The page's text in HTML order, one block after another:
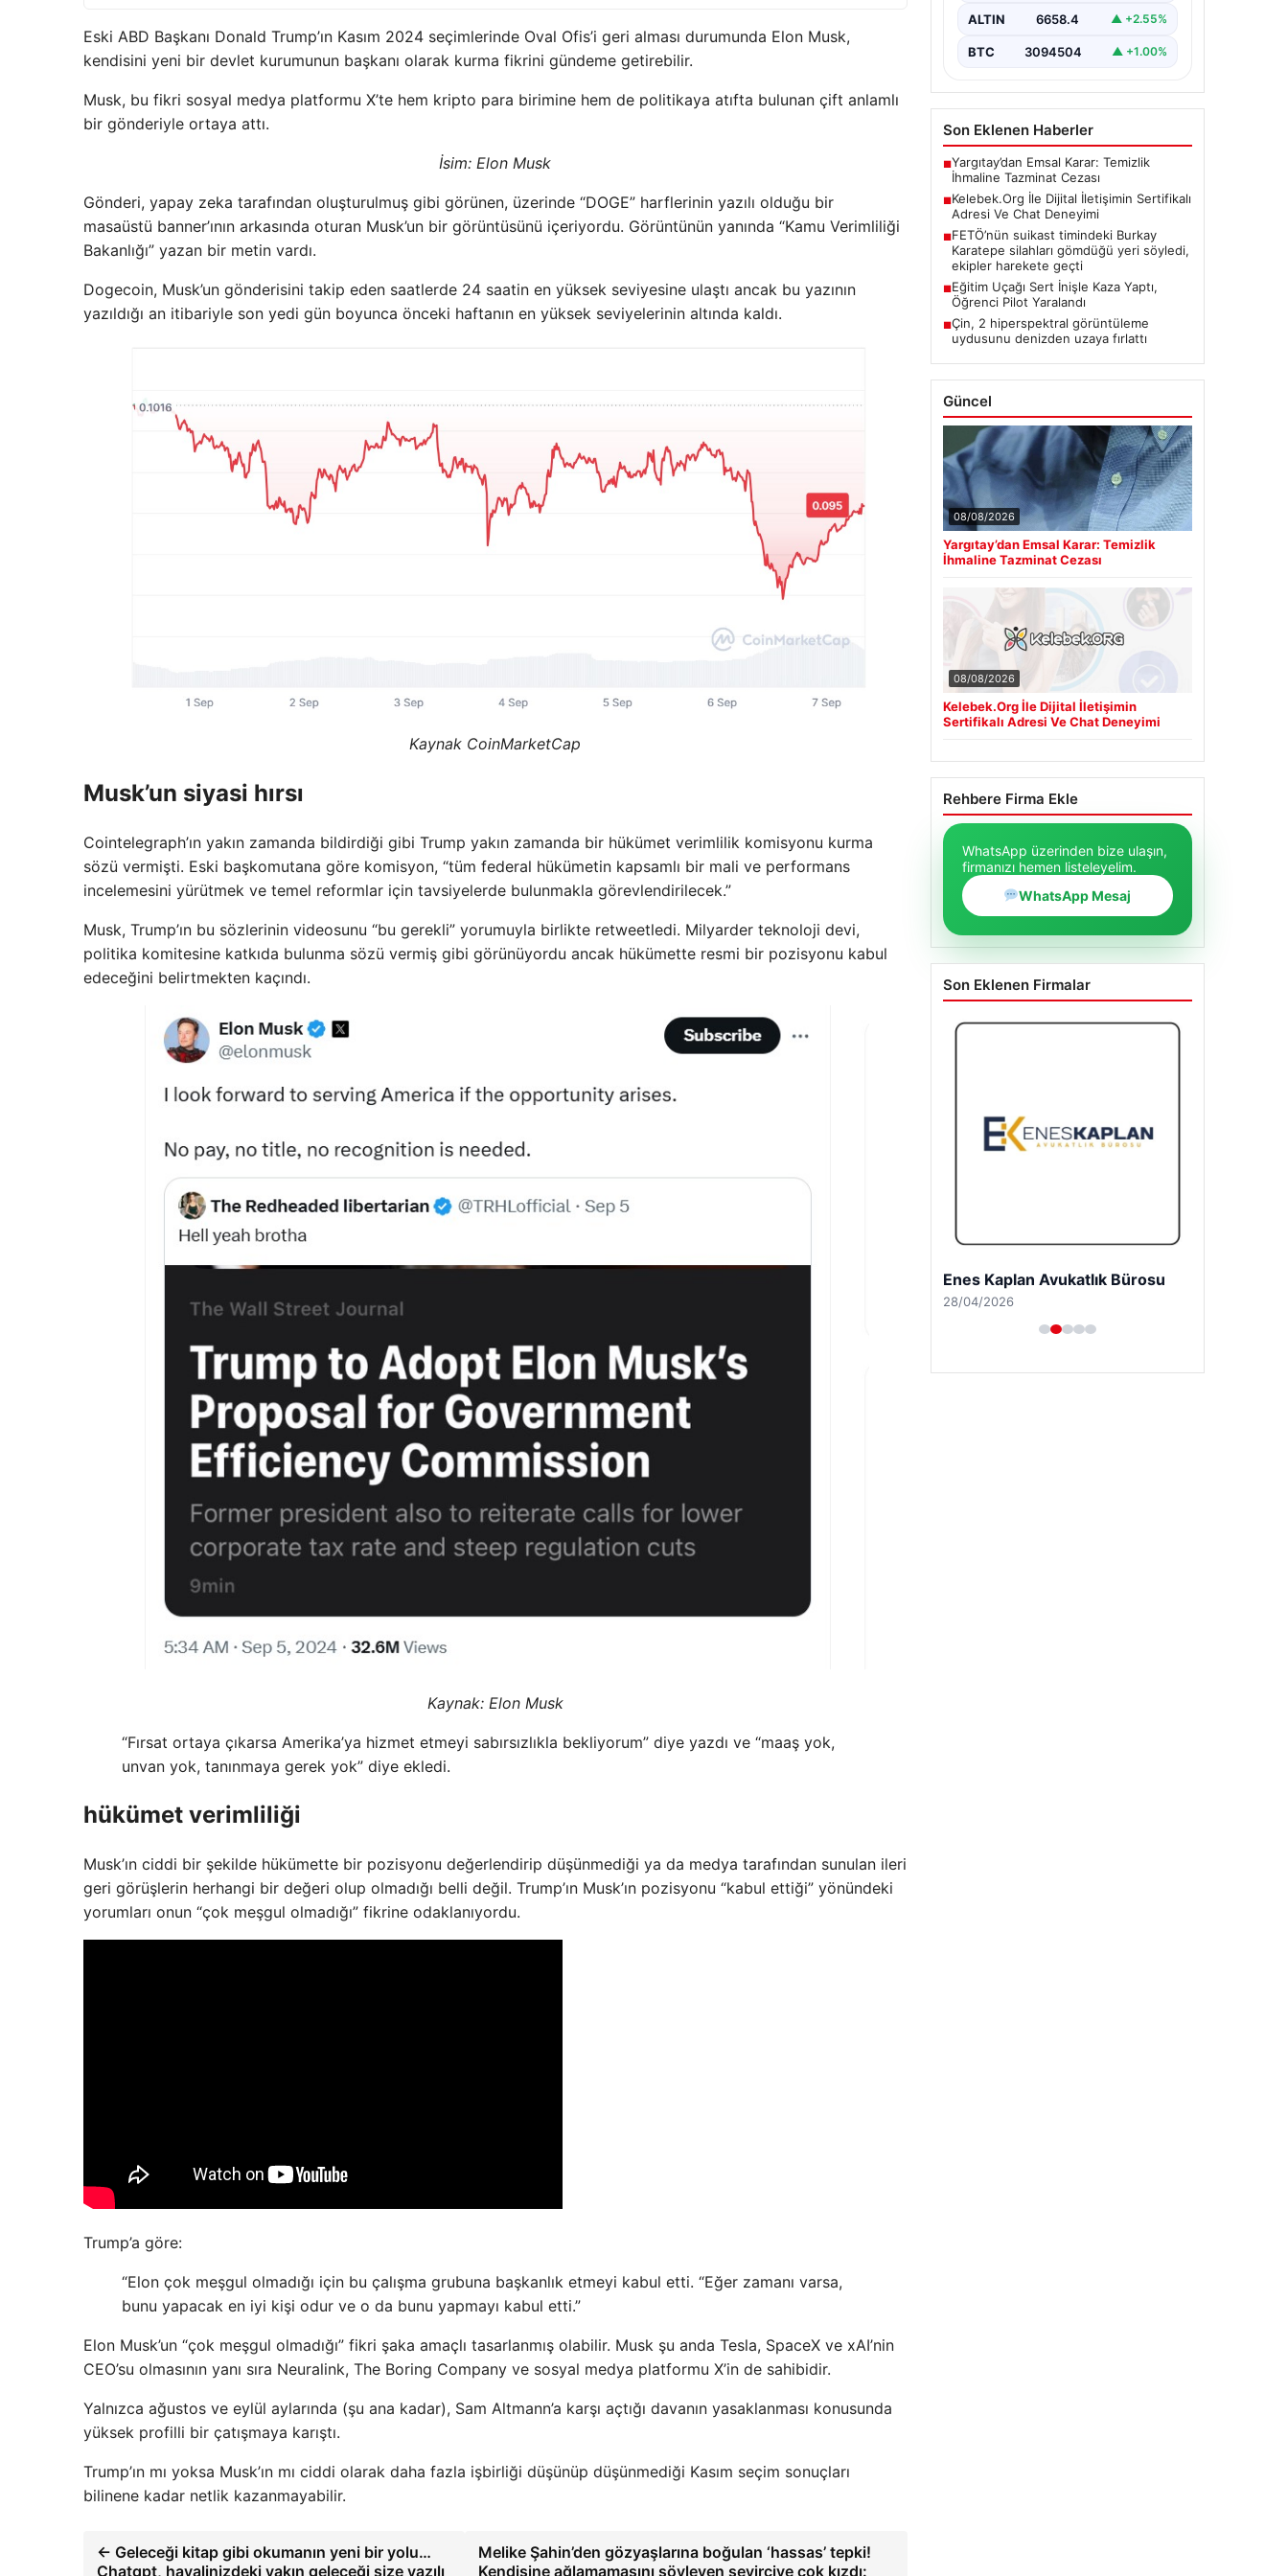
Eski ABD Başkanı Donald Trump’ın Kasım 2024 seçimlerinde Oval Ofis’i geri alması durumunda Elon Musk,
kendisini yeni bir devlet kurumunun başkanı olarak kurma fikrini gündeme getirebilir.
Musk, bu fikri sosyal medya platformu X’te hem kripto para birimine hem de politikaya atıfta bulunan çift anlamlı
bir gönderiyle ortaya attı.
İsim: Elon Musk
Gönderi, yapay zeka tarafından oluşturulmuş gibi görünen, üzerinde “DOGE” harflerinin yazılı olduğu bir
masaüstü banner’ının arkasında oturan Musk’un bir görüntüsünü içeriyordu. Görüntünün yanında “Kamu Verimliliği
Bakanlığı” yazan bir metin vardı.
Dogecoin, Musk’un gönderisini takip eden saatlerde 24 saatin en yüksek seviyesine ulaştı ancak bu yazının
yazıldığı an itibariyle son yedi gün boyunca önceki haftanın en yüksek seviyelerinin altında kaldı.
Kaynak CoinMarketCap
Musk’un siyasi hırsı
Cointelegraph’ın yakın zamanda bildirdiği gibi Trump yakın zamanda bir hükümet verimlilik komisyonu kurma
sözü vermişti. Eski başkomutana göre komisyon, “tüm federal hükümetin kapsamlı bir mali ve performans
incelemesini yürütmek ve temel reformlar için tavsiyelerde bulunmakla görevlendirilecek.”
Musk, Trump’ın bu sözlerinin videosunu “bu gerekli” yorumuyla birlikte retweetledi. Milyarder teknoloji devi,
politika komitesine katkıda bulunma sözü vermiş gibi görünüyordu ancak hükümette resmi bir pozisyonu kabul
edeceğini belirtmekten kaçındı.
Kaynak: Elon Musk
“Fırsat ortaya çıkarsa Amerika’ya hizmet etmeyi sabırsızlıkla bekliyorum” diye yazdı ve “maaş yok,
unvan yok, tanınmaya gerek yok” diye ekledi.
hükümet verimliliği
Musk’ın ciddi bir şekilde hükümette bir pozisyonu değerlendirip düşünmediği ya da medya tarafından sunulan ileri
geri görüşlerin herhangi bir değeri olup olmadığı belli değil. Trump’ın Musk’ın pozisyonu “kabul ettiği” yönündeki
yorumları onun “çok meşgul olmadığı” fikrine odaklanıyordu.
Trump’a göre:
“Elon çok meşgul olmadığı için bu çalışma grubuna başkanlık etmeyi kabul etti. “Eğer zamanı varsa,
bunu yapacak en iyi kişi odur ve o da bunu yapmayı kabul etti.”
Elon Musk’un “çok meşgul olmadığı” fikri şaka amaçlı tasarlanmış olabilir. Musk şu anda Tesla, SpaceX ve xAI’nin
CEO’su olmasının yanı sıra Neuralink, The Boring Company ve sosyal medya platformu X’in de sahibidir.
Yalnızca ağustos ve eylül aylarında (şu ana kadar), Sam Altmann’a karşı açtığı davanın yasaklanması konusunda
yüksek profilli bir çatışmaya karıştı.
Trump’ın mı yoksa Musk’ın mı ciddi olarak daha fazla işbirliği düşünüp düşünmediği Kasım seçim sonuçları
bilinene kadar netlik kazanmayabilir.
← Geleceği kitap gibi okumanın yeni bir yolu…
Chatgpt, hayalinizdeki yakın geleceği size yazılı
Melike Şahin’den gözyaşlarına boğulan ‘hassas’ tepki!
Kendisine ağlamamasını söyleyen seyirciye çok kızdı:
Günümüzde…
ALTIN 6658.4 ▲ +2.55%
BTC 3094504 ▲ +1.00%
Son Eklenen Haberler
■Yargıtay’dan Emsal Karar: Temizlik
İhmaline Tazminat Cezası
■Kelebek.Org İle Dijital İletişimin Sertifikalı
Adresi Ve Chat Deneyimi
■FETÖ’nün suikast timindeki Burkay
Karatepe silahları gömdüğü yeri söyledi,
ekipler harekete geçti
■Eğitim Uçağı Sert İnişle Kaza Yaptı,
Öğrenci Pilot Yaralandı
■Çin, 2 hiperspektral görüntüleme
uydusunu denizden uzaya fırlattı
Güncel
08/08/2026
Yargıtay’dan Emsal Karar: Temizlik
İhmaline Tazminat Cezası
08/08/2026
Kelebek.Org İle Dijital İletişimin
Sertifikalı Adresi Ve Chat Deneyimi
Rehbere Firma Ekle
WhatsApp üzerinden bize ulaşın,
firmanızı hemen listeleyelim.
WhatsApp Mesaj
Son Eklenen Firmalar
Enes Kaplan Avukatlık Bürosu
28/04/2026